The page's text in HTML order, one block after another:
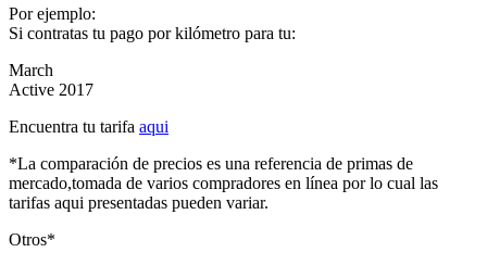
Por ejemplo:
Si contratas tu pago por kilómetro para tu:
March
Active 2017
Encuentra tu tarifa aqui
*La comparación de precios es una referencia de primas de
mercado,tomada de varios compradores en línea por lo cual las
tarifas aqui presentadas pueden variar.
Otros*